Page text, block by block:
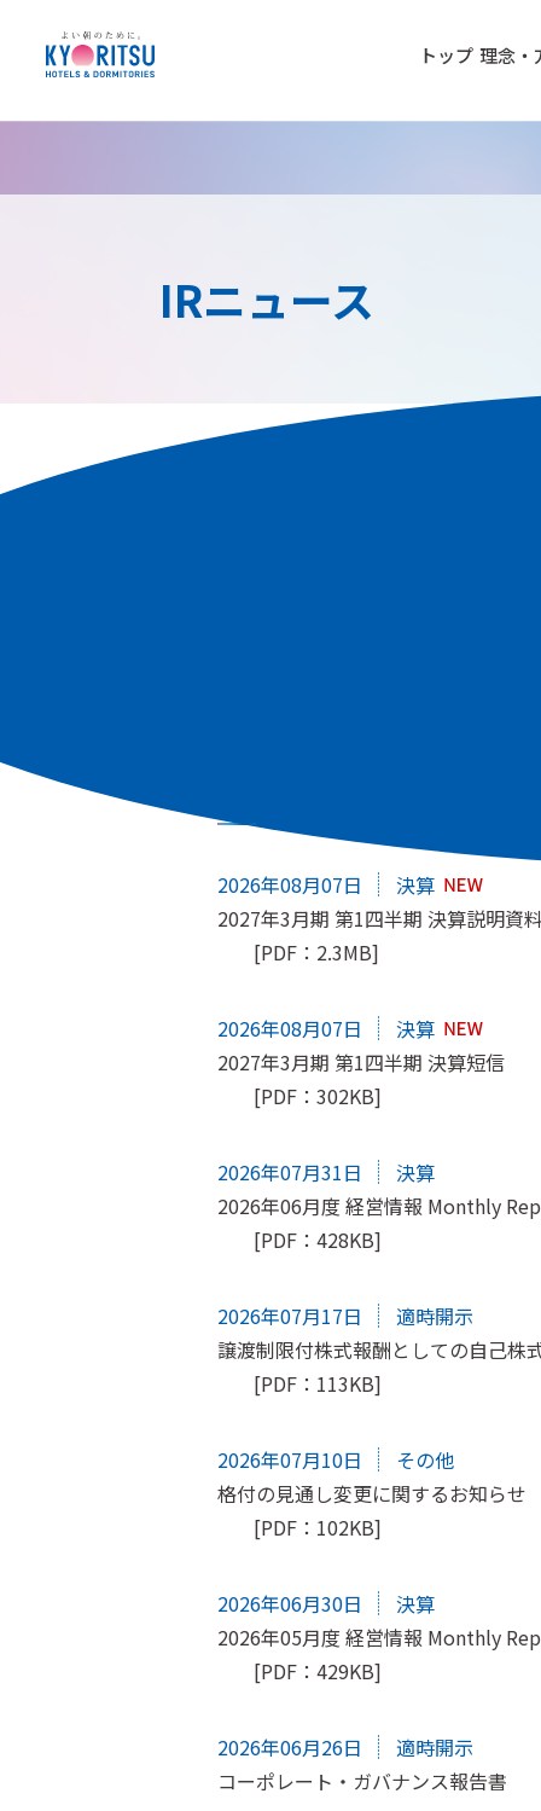
トップ 理念・
IRニュース
2026年08月07日
決算
2027年3月期 第1四半期 決算説明資料
[PDF：2.3MB]
2026年08月07日
決算
2027年3月期 第1四半期 決算短信
[PDF：302KB]
2026年07月31日
決算
2026年06月度 経営情報 Monthly
[PDF：428KB]
2026年07月17日
適時開示
譲渡制限付株式報酬としての自己株
[PDF：113KB]
2026年07月10日
その他
格付の見通し変更に関するお知らせ
[PDF：102KB]
2026年06月30日
決算
2026年05月度 経営情報 Monthly
[PDF：429KB]
2026年06月26日
適時開示
コーポレート・ガバナンス報告書